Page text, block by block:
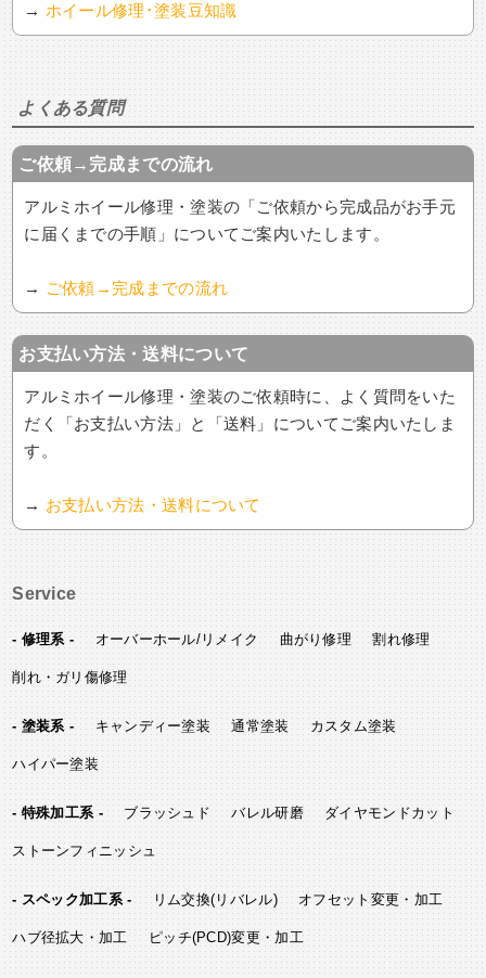
→ ホイール修理･塗装豆知識
よくある質問
ご依頼→完成までの流れ
アルミホイール修理・塗装の「ご依頼から完成品がお手元
に届くまでの手順」についてご案内いたします。
→ ご依頼→完成までの流れ
お支払い方法・送料について
アルミホイール修理・塗装のご依頼時に、よく質問をいた
だく「お支払い方法」と「送料」についてご案内いたしま
す。
→ お支払い方法・送料について
Service
- 修理系 - オーバーホール/リメイク 曲がり修理 割れ修理
削れ・ガリ傷修理
- 塗装系 - キャンディー塗装 通常塗装 カスタム塗装
ハイパー塗装
- 特殊加工系 - ブラッシュド バレル研磨 ダイヤモンドカット
ストーンフィニッシュ
- スペック加工系 - リム交換(リバレル) オフセット変更・加工
ハブ径拡大・加工 ピッチ(PCD)変更・加工